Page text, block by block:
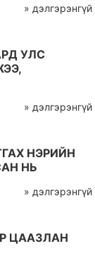
» дэлгэрэнгүй
УЛС
» дэлгэрэнгүй
НЭРИЙН
НЬ
» дэлгэрэнгүй
ЦААЗЛАН